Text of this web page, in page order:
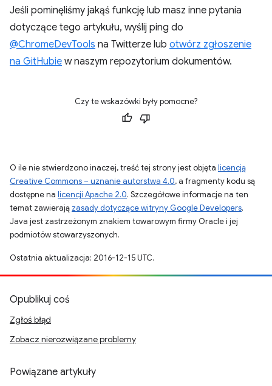
Jeśli pominęliśmy jakąś funkcję lub masz inne pytania
dotyczące tego artykułu, wyślij ping do
@ChromeDevTools na Twitterze lub otwórz zgłoszenie
na GitHubie w naszym repozytorium dokumentów.
Czy te wskazówki były pomocne?
O ile nie stwierdzono inaczej, treść tej strony jest objęta licencją
Creative Commons – uznanie autorstwa 4.0, a fragmenty kodu są
dostępne na licencji Apache 2.0. Szczegółowe informacje na ten
temat zawierają zasady dotyczące witryny Google Developers.
Java jest zastrzeżonym znakiem towarowym firmy Oracle i jej
podmiotów stowarzyszonych.
Ostatnia aktualizacja: 2016-12-15 UTC.
Opublikuj coś
Zgłoś błąd
Zobacz nierozwiązane problemy
Powiązane artykuły